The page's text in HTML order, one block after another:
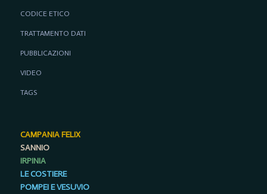
CODICE ETICO
TRATTAMENTO DATI
PUBBLICAZIONI
VIDEO
TAGS
CAMPANIA FELIX
SANNIO
IRPINIA
LE COSTIERE
POMPEI E VESUVIO